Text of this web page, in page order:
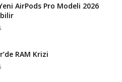
AirPods Pro Modeli 2026
RAM Krizi